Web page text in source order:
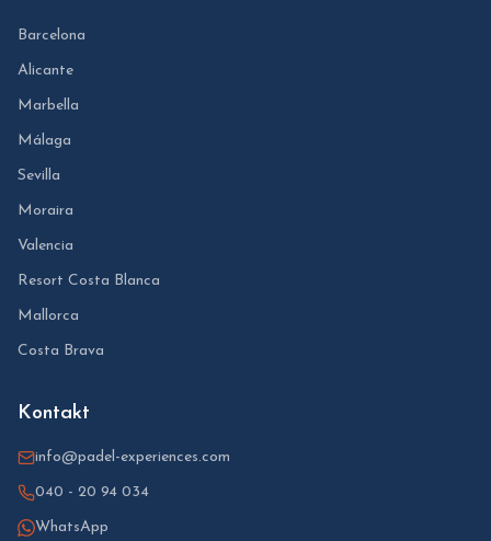
Barcelona
Alicante
Marbella
Málaga
Sevilla
Moraira
Valencia
Resort Costa Blanca
Mallorca
Costa Brava
Kontakt
info@padel-experiences.com
040 - 20 94 034
WhatsApp